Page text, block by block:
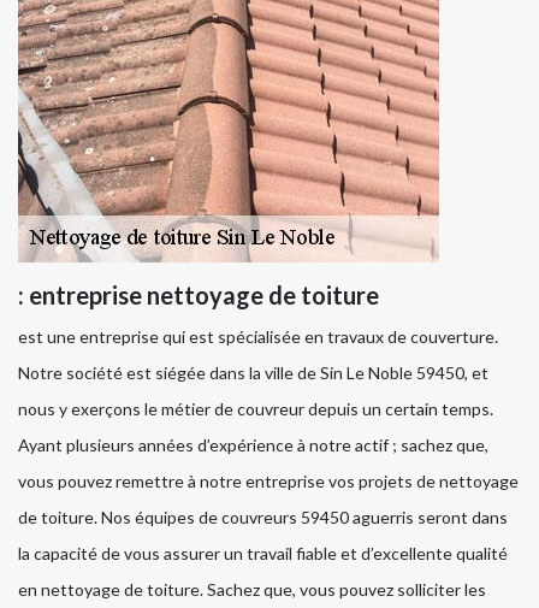
: entreprise nettoyage de toiture
est une entreprise qui est spécialisée en travaux de couverture.
Notre société est siégée dans la ville de Sin Le Noble 59450, et
nous y exerçons le métier de couvreur depuis un certain temps.
Ayant plusieurs années d’expérience à notre actif ; sachez que,
vous pouvez remettre à notre entreprise vos projets de nettoyage
de toiture. Nos équipes de couvreurs 59450 aguerris seront dans
la capacité de vous assurer un travail fiable et d’excellente qualité
en nettoyage de toiture. Sachez que, vous pouvez solliciter les